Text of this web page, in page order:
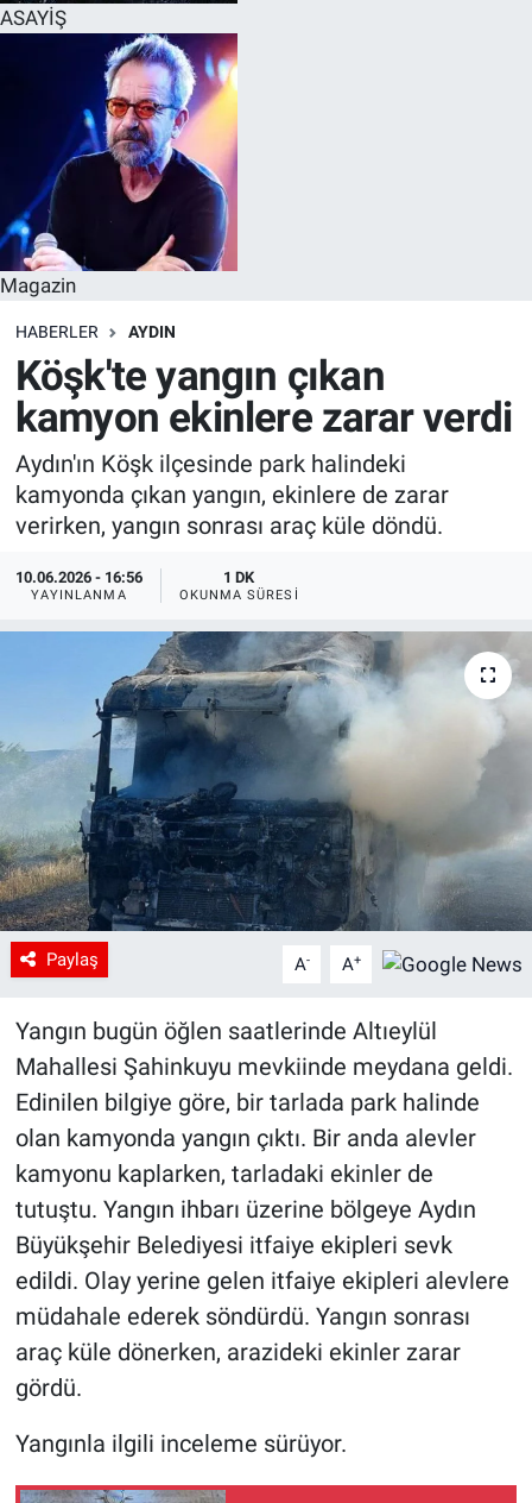
ASAYİŞ
Magazin
HABERLER AYDIN
Köşk'te yangın çıkan
kamyon ekinlere zarar verdi
Aydın'ın Köşk ilçesinde park halindeki
kamyonda çıkan yangın, ekinlere de zarar
verirken, yangın sonrası araç küle döndü.
10.06.2026 - 16:56
YAYINLANMA
1 DK
OKUNMA SÜRESI
Paylaş A- A+
Yangın bugün öğlen saatlerinde Altıeylül
Mahallesi Şahinkuyu mevkiinde meydana geldi.
Edinilen bilgiye göre, bir tarlada park halinde
olan kamyonda yangın çıktı. Bir anda alevler
kamyonu kaplarken, tarladaki ekinler de
tutuştu. Yangın ihbarı üzerine bölgeye Aydın
Büyükşehir Belediyesi itfaiye ekipleri sevk
edildi. Olay yerine gelen itfaiye ekipleri alevlere
müdahale ederek söndürdü. Yangın sonrası
araç küle dönerken, arazideki ekinler zarar
gördü.
Yangınla ilgili inceleme sürüyor.